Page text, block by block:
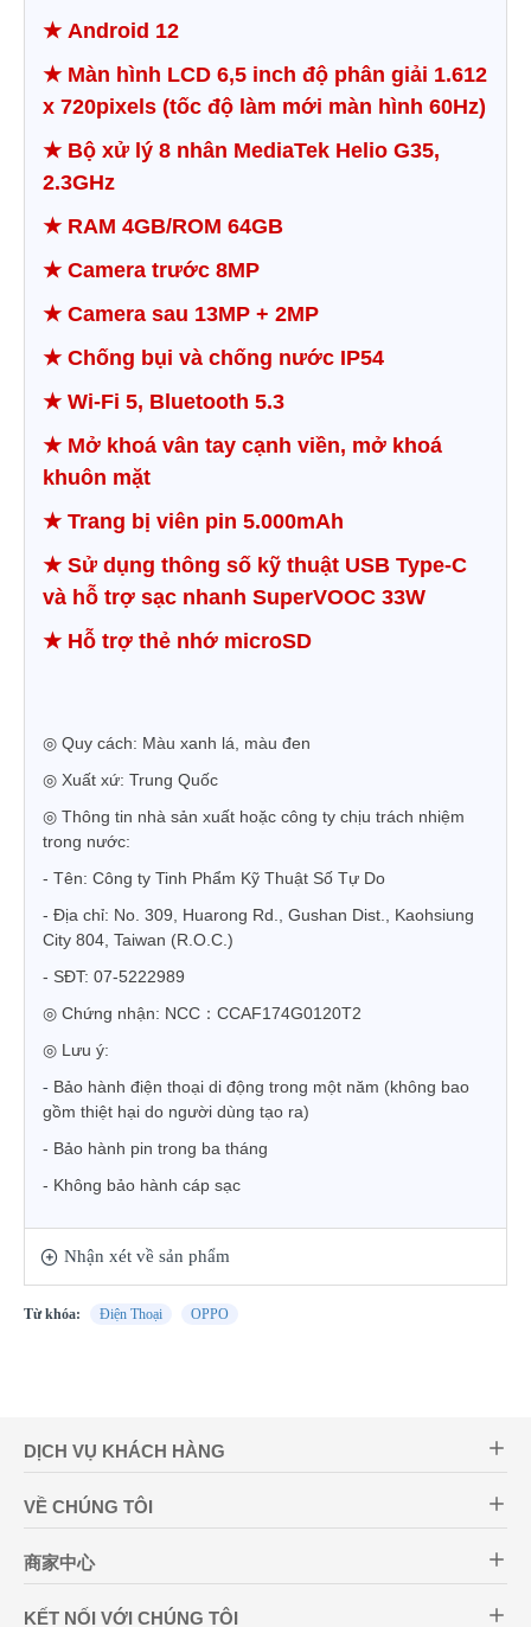
★ Android 12
★ Màn hình LCD 6,5 inch độ phân giải 1.612
x 720pixels (tốc độ làm mới màn hình 60Hz)
★ Bộ xử lý 8 nhân MediaTek Helio G35,
2.3GHz
★ RAM 4GB/ROM 64GB
★ Camera trước 8MP
★ Camera sau 13MP + 2MP
★ Chống bụi và chống nước IP54
★ Wi-Fi 5, Bluetooth 5.3
★ Mở khoá vân tay cạnh viền, mở khoá
khuôn mặt
★ Trang bị viên pin 5.000mAh
★ Sử dụng thông số kỹ thuật USB Type-C
và hỗ trợ sạc nhanh SuperVOOC 33W
★ Hỗ trợ thẻ nhớ microSD
◎ Quy cách: Màu xanh lá, màu đen
◎ Xuất xứ: Trung Quốc
◎ Thông tin nhà sản xuất hoặc công ty chịu trách nhiệm
trong nước:
- Tên: Công ty Tinh Phẩm Kỹ Thuật Số Tự Do
- Địa chỉ: No. 309, Huarong Rd., Gushan Dist., Kaohsiung
City 804, Taiwan (R.O.C.)
- SĐT: 07-5222989
◎ Chứng nhận: NCC：CCAF174G0120T2
◎ Lưu ý:
- Bảo hành điện thoại di động trong một năm (không bao
gồm thiệt hại do người dùng tạo ra)
- Bảo hành pin trong ba tháng
- Không bảo hành cáp sạc
Nhận xét về sản phẩm
Từ khóa: Điện Thoại OPPO
DỊCH VỤ KHÁCH HÀNG
VỀ CHÚNG TÔI
商家中心
KẾT NỐI VỚI CHÚNG TÔI